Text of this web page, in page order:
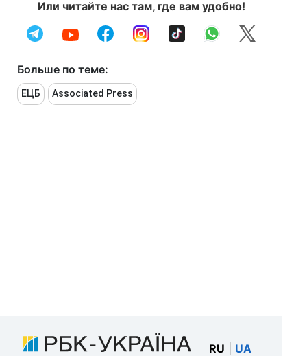
Или читайте нас там, где вам удобно!
Больше по теме:
ЕЦБ Associated Press
RU UA